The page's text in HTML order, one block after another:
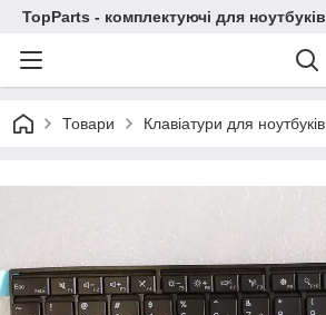
TopParts - комплектуючі для ноутбуків
Товари Клавіатури для ноутбуків